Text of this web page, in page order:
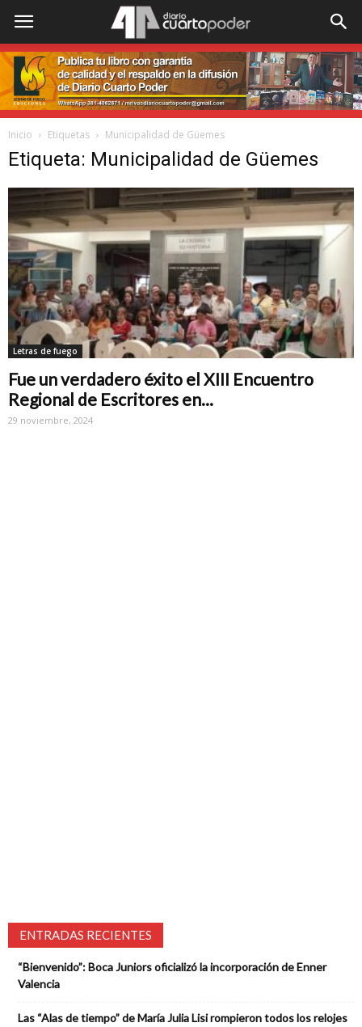
Inicio Etiquetas Municipalidad de Güemes
Etiqueta: Municipalidad de Güemes
Letras de fuego
Fue un verdadero éxito el XIII Encuentro
Regional de Escritores en...
29 noviembre, 2024
ENTRADAS RECIENTES
“Bienvenido”: Boca Juniors oficializó la incorporación de Enner
Valencia
Las “Alas de tiempo” de María Julia Lisi rompieron todos los relojes